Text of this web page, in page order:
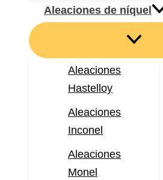
Aleaciones de níquel
Aleaciones
Hastelloy
Aleaciones
Inconel
Aleaciones
Monel